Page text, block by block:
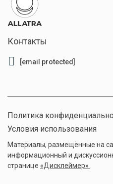
Контакты
[email protected]
Политика
Условия использования
Материалы, размещённые на
информационный и
странице «Дисклеймер»